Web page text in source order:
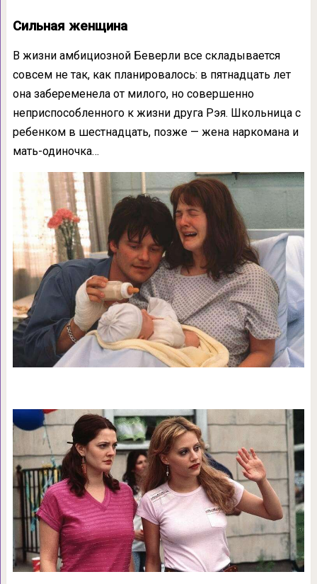
Сильная женщина
В жизни амбициозной Беверли все складывается
совсем не так, как планировалось: в пятнадцать лет
она забеременела от милого, но совершенно
неприспособленного к жизни друга Рэя. Школьница с
ребенком в шестнадцать, позже — жена наркомана и
мать-одиночка…